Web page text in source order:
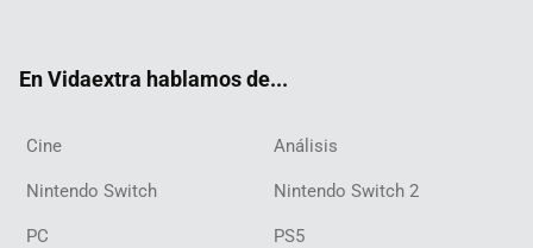
En Vidaextra hablamos de...
Cine Análisis
Nintendo Switch Nintendo Switch 2
PC PS5